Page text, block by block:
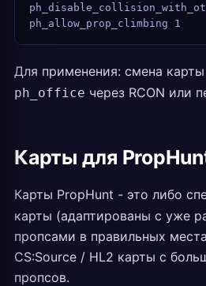
ph_allow_prop_climbing 1
Для применения: смена карты
ph_office через RCON или
Карты для
Карты PropHunt - это либо
карты (адаптированы с уже
пропсами в правильных
CS:Source / HL2 карты с
пропсов.